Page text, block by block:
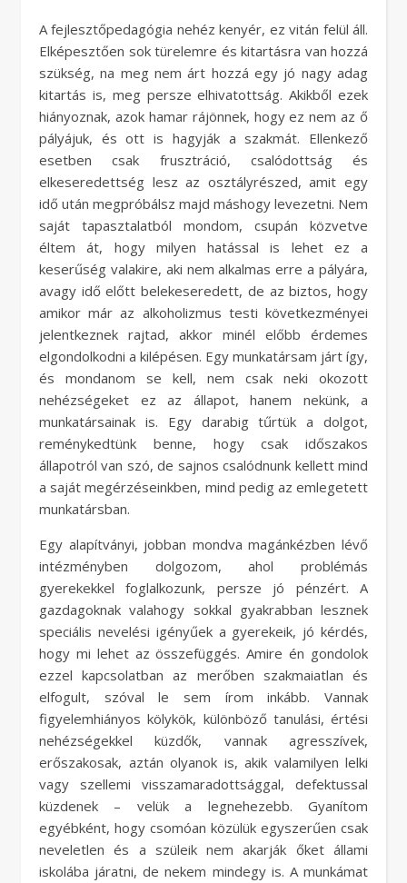
A fejlesztőpedagógia nehéz kenyér, ez vitán felül áll.
Elképesztően sok türelemre és kitartásra van hozzá
szükség, na meg nem árt hozzá egy jó nagy adag
kitartás is, meg persze elhivatottság. Akikből ezek
hiányoznak, azok hamar rájönnek, hogy ez nem az ő
pályájuk, és ott is hagyják a szakmát. Ellenkező
esetben csak frusztráció, csalódottság és
elkeseredettség lesz az osztályrészed, amit egy
idő után megpróbálsz majd máshogy levezetni. Nem
saját tapasztalatból mondom, csupán közvetve
éltem át, hogy milyen hatással is lehet ez a
keserűség valakire, aki nem alkalmas erre a pályára,
avagy idő előtt belekeseredett, de az biztos, hogy
amikor már az alkoholizmus testi következményei
jelentkeznek rajtad, akkor minél előbb érdemes
elgondolkodni a kilépésen. Egy munkatársam járt így,
és mondanom se kell, nem csak neki okozott
nehézségeket ez az állapot, hanem nekünk, a
munkatársainak is. Egy darabig tűrtük a dolgot,
reménykedtünk benne, hogy csak időszakos
állapotról van szó, de sajnos csalódnunk kellett mind
a saját megérzéseinkben, mind pedig az emlegetett
munkatársban.
Egy alapítványi, jobban mondva magánkézben lévő
intézményben dolgozom, ahol problémás
gyerekekkel foglalkozunk, persze jó pénzért. A
gazdagoknak valahogy sokkal gyakrabban lesznek
speciális nevelési igényűek a gyerekeik, jó kérdés,
hogy mi lehet az összefüggés. Amire én gondolok
ezzel kapcsolatban az merőben szakmaiatlan és
elfogult, szóval le sem írom inkább. Vannak
figyelemhiányos kölykök, különböző tanulási, értési
nehézségekkel küzdők, vannak agresszívek,
erőszakosak, aztán olyanok is, akik valamilyen lelki
vagy szellemi visszamaradottsággal, defektussal
küzdenek – velük a legnehezebb. Gyanítom
egyébként, hogy csomóan közülük egyszerűen csak
neveletlen és a szüleik nem akarják őket állami
iskolába járatni, de nekem mindegy is. A munkámat